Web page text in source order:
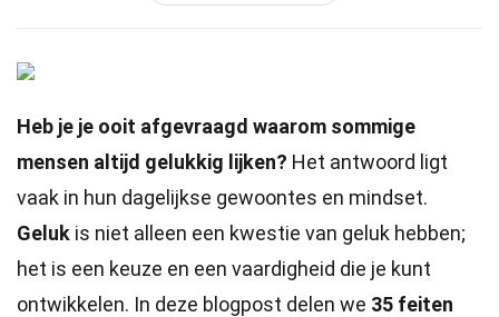
Heb je je ooit afgevraagd waarom sommige
mensen altijd gelukkig lijken? Het antwoord ligt
vaak in hun dagelijkse gewoontes en mindset.
Geluk is niet alleen een kwestie van geluk hebben;
het is een keuze en een vaardigheid die je kunt
ontwikkelen. In deze blogpost delen we 35 feiten